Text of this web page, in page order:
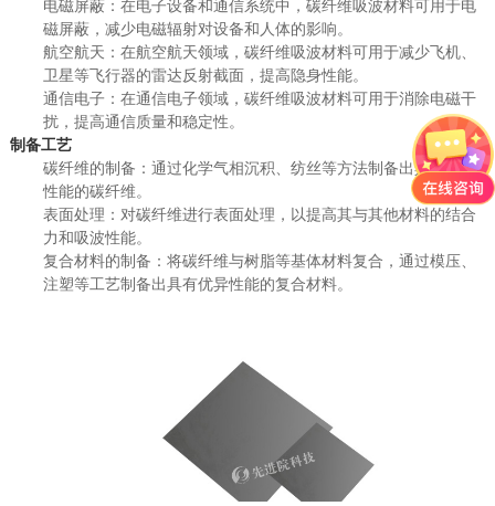
电磁屏蔽：在电子设备和通信系统中，碳纤维吸波材料可用于电
磁屏蔽，减少电磁辐射对设备和人体的影响。
航空航天：在航空航天领域，碳纤维吸波材料可用于减少飞机、
卫星等飞行器的雷达反射截面，提高隐身性能。
通信电子：在通信电子领域，碳纤维吸波材料可用于消除电磁干
扰，提高通信质量和稳定性。
制备工艺
碳纤维的制备：通过化学气相沉积、纺丝等方法制备出具有特定
性能的碳纤维。
表面处理：对碳纤维进行表面处理，以提高其与其他材料的结合
力和吸波性能。
复合材料的制备：将碳纤维与树脂等基体材料复合，通过模压、
注塑等工艺制备出具有优异性能的复合材料。